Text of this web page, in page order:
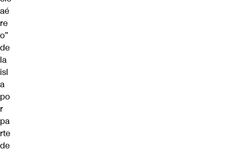
aé
re
o”
de
la
isl
a
po
r
pa
rte
de